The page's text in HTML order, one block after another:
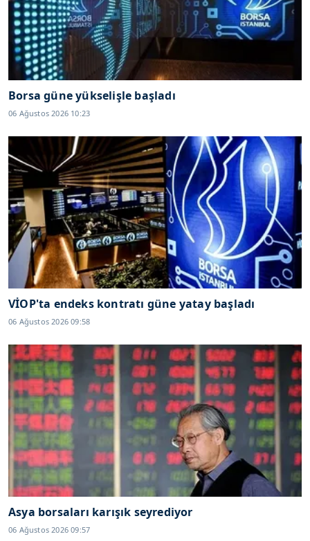
Borsa güne yükselişle başladı
06 Ağustos 2026 10:23
VİOP'ta endeks kontratı güne yatay başladı
06 Ağustos 2026 09:58
Asya borsaları karışık seyrediyor
06 Ağustos 2026 09:57